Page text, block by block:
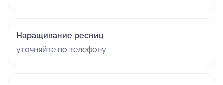
Наращивание ресниц
уточняйте по телефону